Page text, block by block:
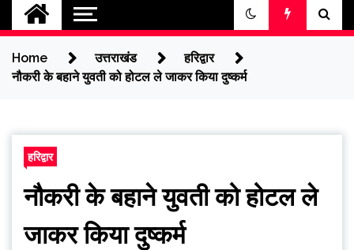
Home उत्तराखंड
हरिद्वार
नौकरी के बहाने युवती को होटल ले जाकर किया दुष्कर्म
हरिद्वार
नौकरी के बहाने युवती को होटल ले
जाकर किया दुष्कर्म